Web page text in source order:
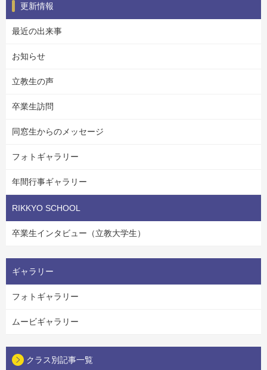
更新情報
最近の出来事
お知らせ
立教生の声
卒業生訪問
同窓生からのメッセージ
フォトギャラリー
年間行事ギャラリー
RIKKYO SCHOOL
卒業生インタビュー（立教大学生）
ギャラリー
フォトギャラリー
ムービギャラリー
クラス別記事一覧